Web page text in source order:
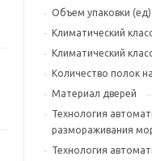
Объем упаковки (ед)
Климатический
Климатический
Количество полок
Материал дверей
Технология
размораживания
Технология